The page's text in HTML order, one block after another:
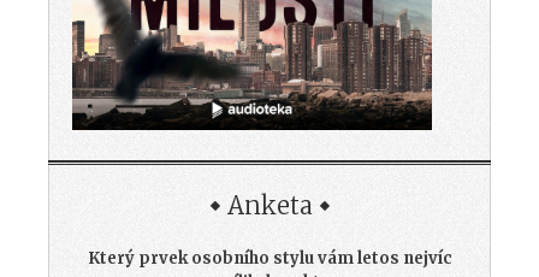
Anketa
Který prvek osobního stylu vám letos nejvíc